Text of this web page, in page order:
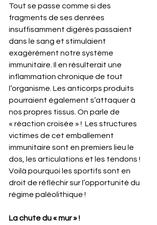
Tout se passe comme si des
fragments de ses denrées
insuffisamment digérés passaient
dans le sang et stimulaient
exagérément notre système
immunitaire. Il en résulterait une
inflammation chronique de tout
l’organisme. Les anticorps produits
pourraient également s’attaquer à
nos propres tissus. On parle de
« réaction croisée » !  Les structures
victimes de cet emballement
immunitaire sont en premiers lieu le
dos, les articulations et les tendons !
Voilà pourquoi les sportifs sont en
droit de réfléchir sur l’opportunité du
régime paléolithique !
La chute du « mur » !